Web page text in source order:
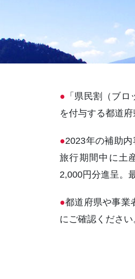
● 「県民割（ブ
を付与する都道府
●2023年の補助
旅行期間中に土
2,000円分進呈。
●都道府県や事業
にご確認ください